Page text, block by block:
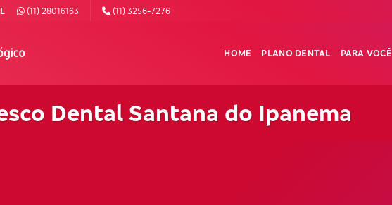
(11) 28016163 (11) 3256-7276
HOME PLANO DENTAL PARA VOCÊ
Dental Santana do Ipanema